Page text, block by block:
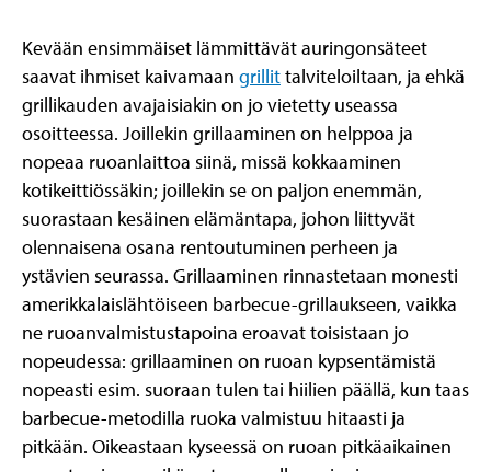
Kevään ensimmäiset lämmittävät auringonsäteet
saavat ihmiset kaivamaan grillittalviteloiltaan, ja ehkä
grillikauden avajaisiakin on jo vietetty useassa
osoitteessa. Joillekin grillaaminen on helppoa ja
nopeaa ruoanlaittoa siinä, missä kokkaaminen
kotikeittiössäkin; joillekin se on paljon enemmän,
suorastaan kesäinen elämäntapa, johon liittyvät
olennaisena osana rentoutuminen perheen ja
ystävien seurassa. Grillaaminen rinnastetaan monesti
amerikkalaislähtöiseen barbecue-grillaukseen, vaikka
ne ruoanvalmistustapoina eroavat toisistaan jo
nopeudessa: grillaaminen on ruoan kypsentämistä
nopeasti esim. suoraan tulen tai hiilien päällä, kun taas
barbecue-metodilla ruoka valmistuu hitaasti ja
pitkään. Oikeastaan kyseessä on ruoan pitkäaikainen